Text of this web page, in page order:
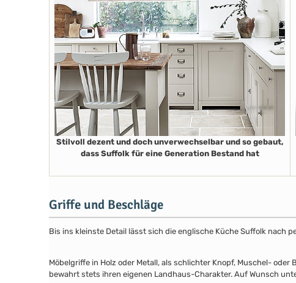
Stilvoll dezent und doch unverwechselbar und so gebaut,
dass Suffolk für eine Generation Bestand hat
Griffe und Beschläge
Bis ins kleinste Detail lässt sich die englische Küche Suffolk nach
Möbelgriffe in Holz oder Metall, als schlichter Knopf, Muschel-
bewahrt stets ihren eigenen Landhaus-Charakter. Auf Wunsch